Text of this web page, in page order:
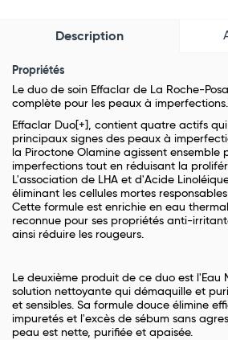
Description
Propriétés
Le duo de soin Effaclar de La Roche-
complète pour les peaux à imperfections.
Effaclar Duo[+], contient quatre actifs
principaux signes des peaux à
la Piroctone Olamine agissent ensemble
imperfections tout en réduisant la
L'association de LHA et d'Acide
éliminant les cellules mortes
Cette formule est enrichie en eau
reconnue pour ses propriétés anti-
ainsi réduire les rougeurs.
Le deuxième produit de ce duo est l'Eau
solution nettoyante qui démaquille et
et sensibles. Sa formule douce élimine
impuretés et l'excès de sébum sans
peau est nette, purifiée et apaisée.